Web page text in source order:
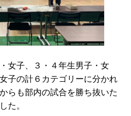
女子、３・４年生男子・女
子の計６カテゴリーに分かれ
らも部内の試合を勝ち抜いた
た。